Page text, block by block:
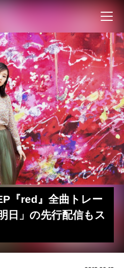
『red』全曲トレー
」の先行配信もス